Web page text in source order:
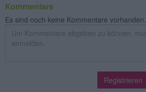
Kommentare
Es sind noch keine Kommentare vorhanden.
Registrieren